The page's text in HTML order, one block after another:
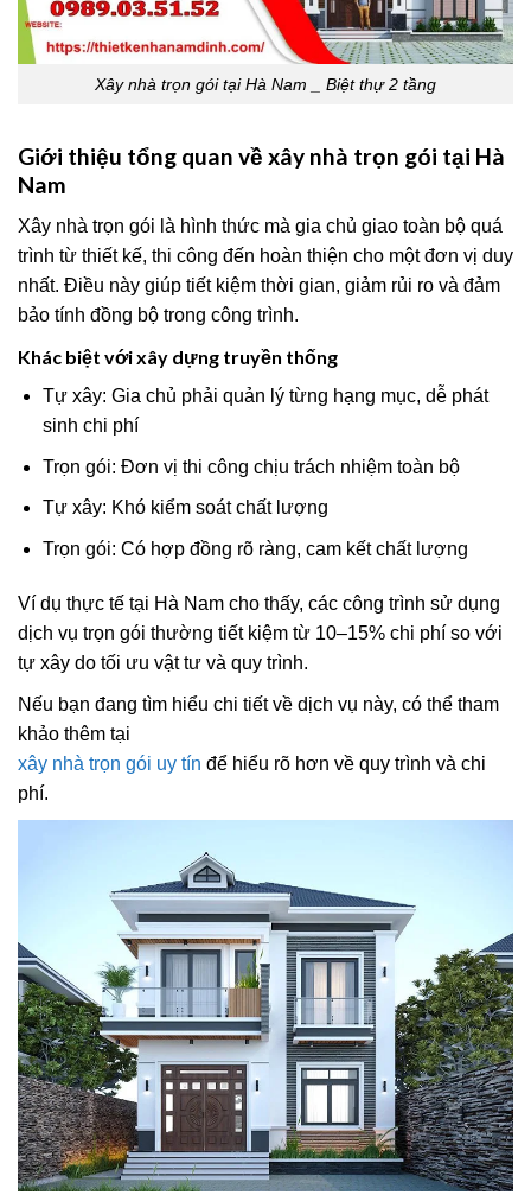
Xây nhà trọn gói tại Hà Nam _ Biệt thự 2 tầng
Giới thiệu tổng quan về xây nhà trọn gói tại Hà
Nam
Xây nhà trọn gói là hình thức mà gia chủ giao toàn bộ quá
trình từ thiết kế, thi công đến hoàn thiện cho một đơn vị duy
nhất. Điều này giúp tiết kiệm thời gian, giảm rủi ro và đảm
bảo tính đồng bộ trong công trình.
Khác biệt với xây dựng truyền thống
Tự xây: Gia chủ phải quản lý từng hạng mục, dễ phát
sinh chi phí
Trọn gói: Đơn vị thi công chịu trách nhiệm toàn bộ
Tự xây: Khó kiểm soát chất lượng
Trọn gói: Có hợp đồng rõ ràng, cam kết chất lượng
Ví dụ thực tế tại Hà Nam cho thấy, các công trình sử dụng
dịch vụ trọn gói thường tiết kiệm từ 10–15% chi phí so với
tự xây do tối ưu vật tư và quy trình.
Nếu bạn đang tìm hiểu chi tiết về dịch vụ này, có thể tham
khảo thêm tại
xây nhà trọn gói uy tín để hiểu rõ hơn về quy trình và chi
phí.